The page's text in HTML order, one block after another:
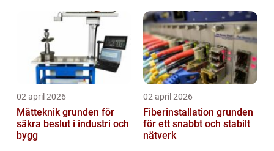
02 april 2026
Mätteknik grunden för
säkra beslut i industri och
bygg
02 april 2026
Fiberinstallation grunden
för ett snabbt och stabilt
nätverk